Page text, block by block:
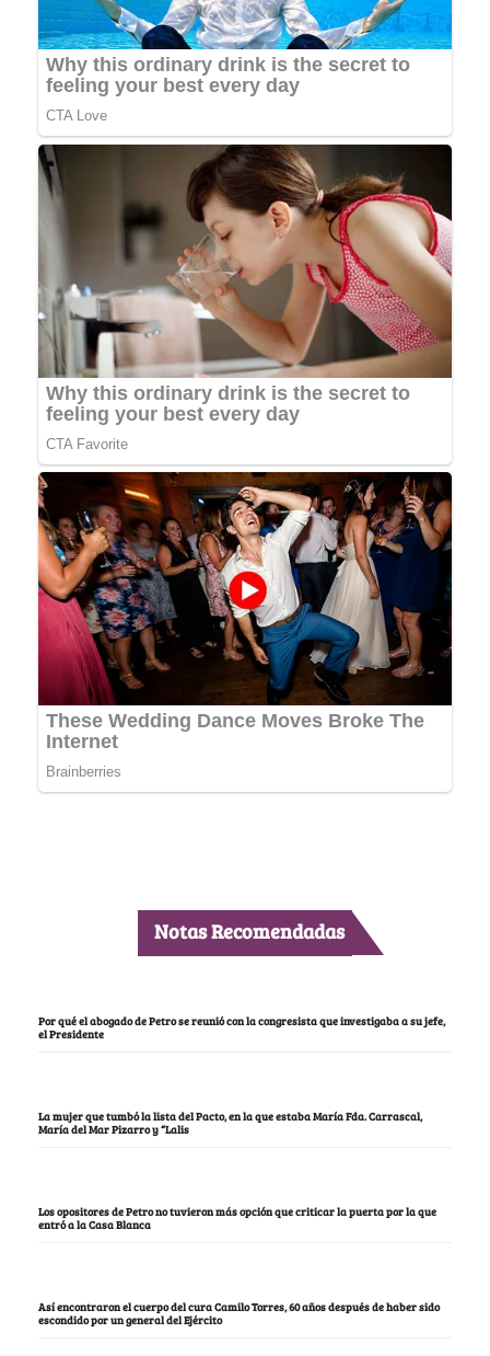
Notas Recomendadas
Por qué el abogado de Petro se reunió con la congresista que investigaba a su jefe,
el Presidente
La mujer que tumbó la lista del Pacto, en la que estaba María Fda. Carrascal,
María del Mar Pizarro y “Lalis
Los opositores de Petro no tuvieron más opción que criticar la puerta por la que
entró a la Casa Blanca
Así encontraron el cuerpo del cura Camilo Torres, 60 años después de haber sido
escondido por un general del Ejército